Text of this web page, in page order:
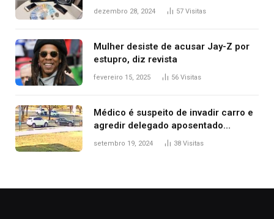
de delegacia e escola, diz polícia
dezembro 28, 2024 57 Visitas
Mulher desiste de acusar Jay-Z por
estupro, diz revista
fevereiro 15, 2025 56 Visitas
Médico é suspeito de invadir carro e
agredir delegado aposentado
durante confusão no trânsito
setembro 19, 2024 38 Visitas